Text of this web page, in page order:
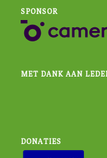
SPONSOR
MET DANK AAN
DONATIES